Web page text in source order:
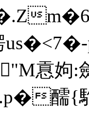
慐姁
.p�醹{